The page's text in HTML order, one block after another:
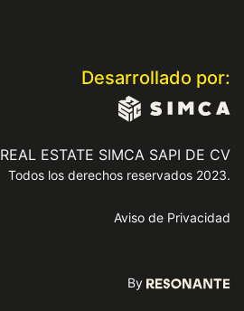
Desarrollado por:
REAL ESTATE SIMCA SAPI DE CV
Todos los derechos reservados 2023.
Aviso de Privacidad
By